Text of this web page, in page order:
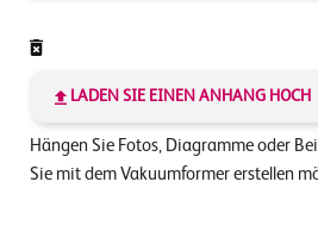
LADEN SIE EINEN ANHANG HOCH
Hängen Sie Fotos, Diagramme oder
Sie mit dem Vakuumformer erstellen